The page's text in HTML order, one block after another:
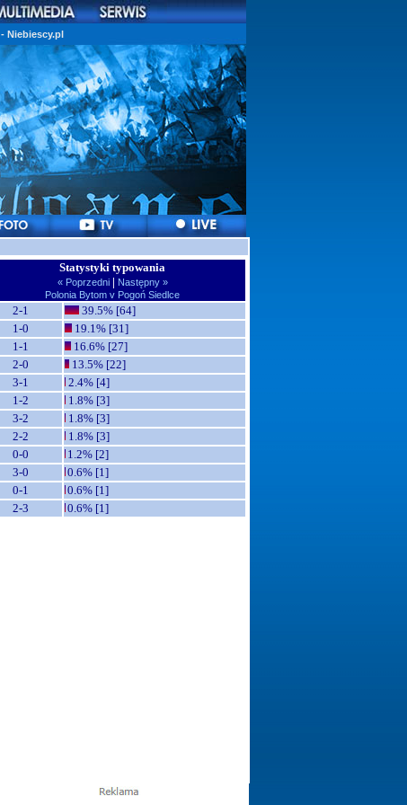
Niebiescy.pl
Statystyki typowania
« Poprzedni | Następny »
Polonia Bytom v Pogoń Siedlce
2-1
39.5% [64]
1-0
19.1% [31]
1-1
16.6% [27]
2-0
13.5% [22]
3-1
2.4% [4]
1-2
1.8% [3]
3-2
1.8% [3]
2-2
1.8% [3]
0-0
1.2% [2]
3-0
0.6% [1]
0-1
0.6% [1]
2-3
0.6% [1]